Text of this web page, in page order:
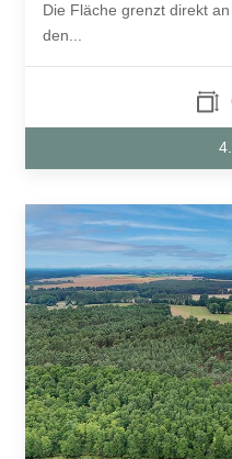
Die Fläche grenzt direkt
den...